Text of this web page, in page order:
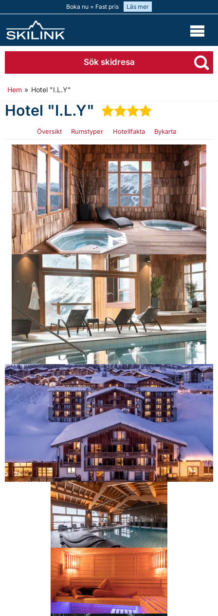
Boka nu = Fast pris Läs mer
Sök skidresa
Hem » Hotel "I.L.Y"
Hotel "I.L.Y" ★★★★
Översikt Rumstyper Hotellfakta Bykarta